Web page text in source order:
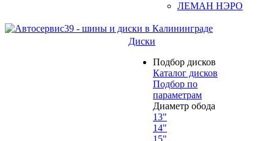
ЛЕМАН НЭРО
Диски
Подбор дисков
Каталог дисков
Подбор по
параметрам
Диаметр обода
13"
14"
15"